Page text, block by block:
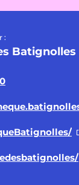
:
Batignolles